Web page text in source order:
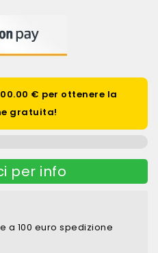
€ per ottenere la
gratuita!
per info
a 100 euro spedizione